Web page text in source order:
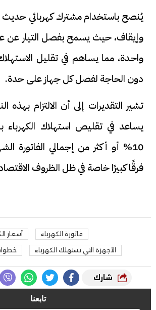
يُنصح باستخدام مشترك كهربائي حديث
وإيقاف، حيث يسمح بفصل التيار عن
واحدة، مما يساهم في تقليل
دون الحاجة لفصل كل جهاز على حدة.
تشير التقديرات إلى أن الالتزام بهذه
يساعد في تقليص استهلاك
10% أو أكثر من إجمالي الفاتورة
فرقًا كبيرًا خاصة في ظل الظروف
فاتورة الكهرباء أسعار
الأجهزة التي تستهلك الكهرباء
شارك
تابعنا